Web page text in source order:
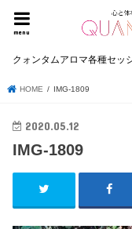
menu
クォンタムアロマ各種セッ
HOME IMG-1809
2020.05.12
IMG-1809